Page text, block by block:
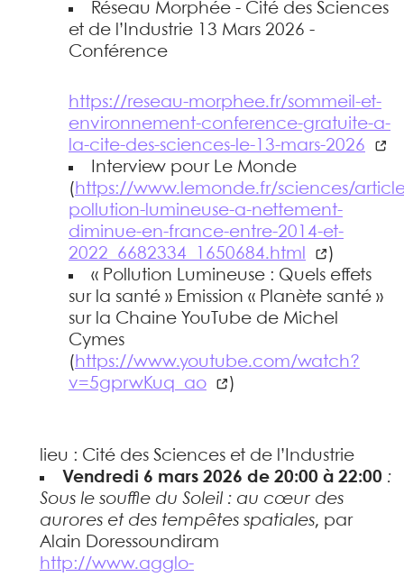
Réseau Morphée - Cité des Sciences
et de l’Industrie 13 Mars 2026 -
Conférence
https://reseau-morphee.fr/sommeil-et-
environnement-conference-gratuite-a-
la-cite-des-sciences-le-13-mars-2026
Interview pour Le Monde
( https://www.lemonde.fr/sciences/
pollution-lumineuse-a-nettement-
diminue-en-france-entre-2014-et-
2022_6682334_1650684.html
)
« Pollution Lumineuse : Quels effets
sur la santé » Emission « Planète santé »
sur la Chaine YouTube de Michel
Cymes
( https://www.youtube.com/watch?
v=5gprwKuq_ao
)
lieu : Cité des Sciences et de l’Industrie
Vendredi 6 mars 2026 de 20:00 à 22:00 :
Sous le souffle du Soleil : au cœur des
aurores et des tempêtes spatiales, par
Alain Doressoundiram
http://www.agglo-